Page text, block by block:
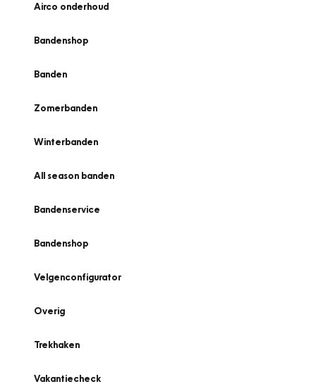
Airco onderhoud
Bandenshop
Banden
Zomerbanden
Winterbanden
All season banden
Bandenservice
Bandenshop
Velgenconfigurator
Overig
Trekhaken
Vakantiecheck